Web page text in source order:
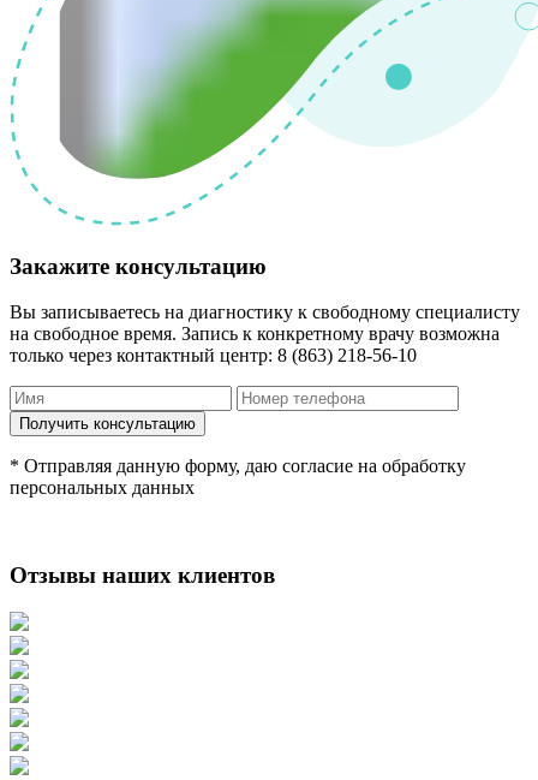
Закажите консультацию
Вы записываетесь на диагностику к свободному специалисту
на свободное время. Запись к конкретному врачу возможна
только через контактный центр: 8 (863) 218-56-10
* Отправляя данную форму, даю согласие на обработку
персональных данных
Отзывы наших клиентов